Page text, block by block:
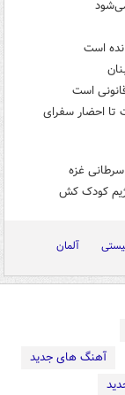
است
است
تا احضار سفرای
کودک کش
آلمان
آهنگ های جدید